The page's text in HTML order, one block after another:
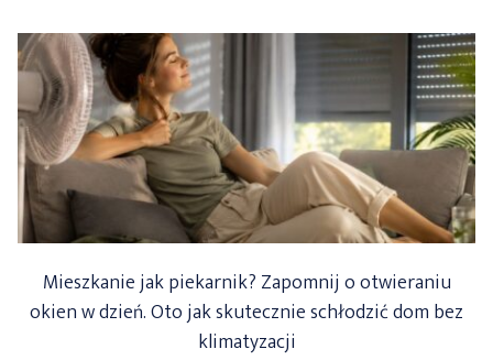
Mieszkanie jak piekarnik? Zapomnij o otwieraniu
okien w dzień. Oto jak skutecznie schłodzić dom bez
klimatyzacji